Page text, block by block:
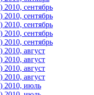
сентябрь
сентябрь
сентябрь
сентябрь
сентябрь
2010, август
2010, август
2010, август
2010, август
2010, июль